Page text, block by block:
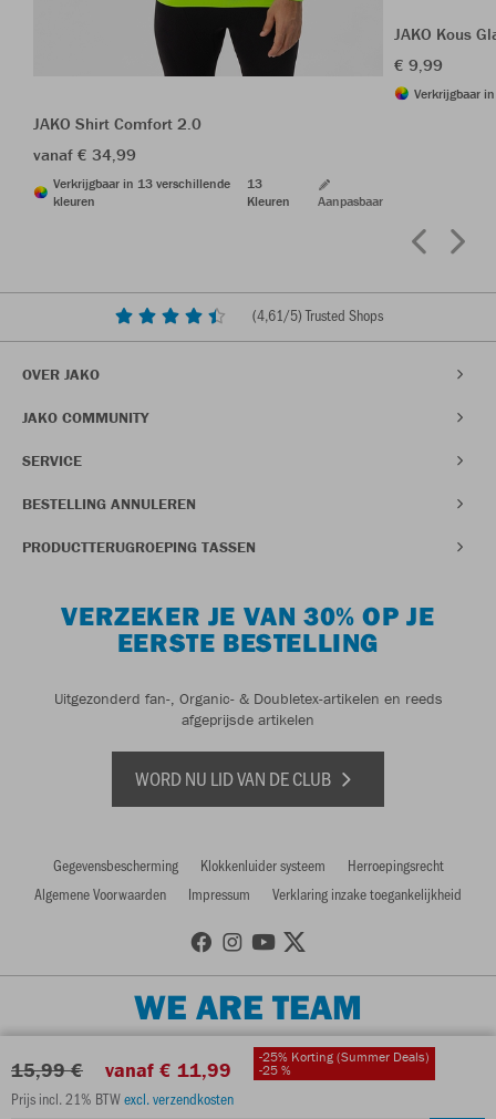
15,99 € vanaf € 11,99
-25% Korting (Summer Deals)
-25 %
Prijs incl. 21% BTWexcl. verzendkosten
JAKO Shirt Comfort 2.0
vanaf € 34,99
Verkrijgbaar in 13 verschillende
kleuren
13
Kleuren
Aanpasbaar
JAKO Kous
€ 9,99
Verkrijgbaar
(4,61/5) Trusted Shops
OVER JAKO
JAKO COMMUNITY
SERVICE
BESTELLING ANNULEREN
PRODUCTTERUGROEPING TASSEN
VERZEKER JE VAN 30% OP JE
EERSTE BESTELLING
Uitgezonderd fan-, Organic- & Doubletex-artikelen en reeds
afgeprijsde artikelen
WORD NU LID VAN DE CLUB
Gegevensbescherming Klokkenluider systeem
Herroepingsrecht
Algemene Voorwaarden
Impressum Verklaring inzake toegankelijkheid
WE ARE TEAM